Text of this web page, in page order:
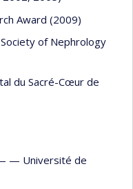
Award (2009)
of Nephrology
du Sacré-Cœur de
— — Université de